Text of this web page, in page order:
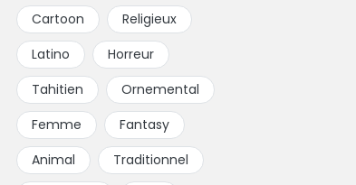
Cartoon
Religieux
Latino
Horreur
Tahitien
Ornemental
Femme
Fantasy
Animal
Traditionnel